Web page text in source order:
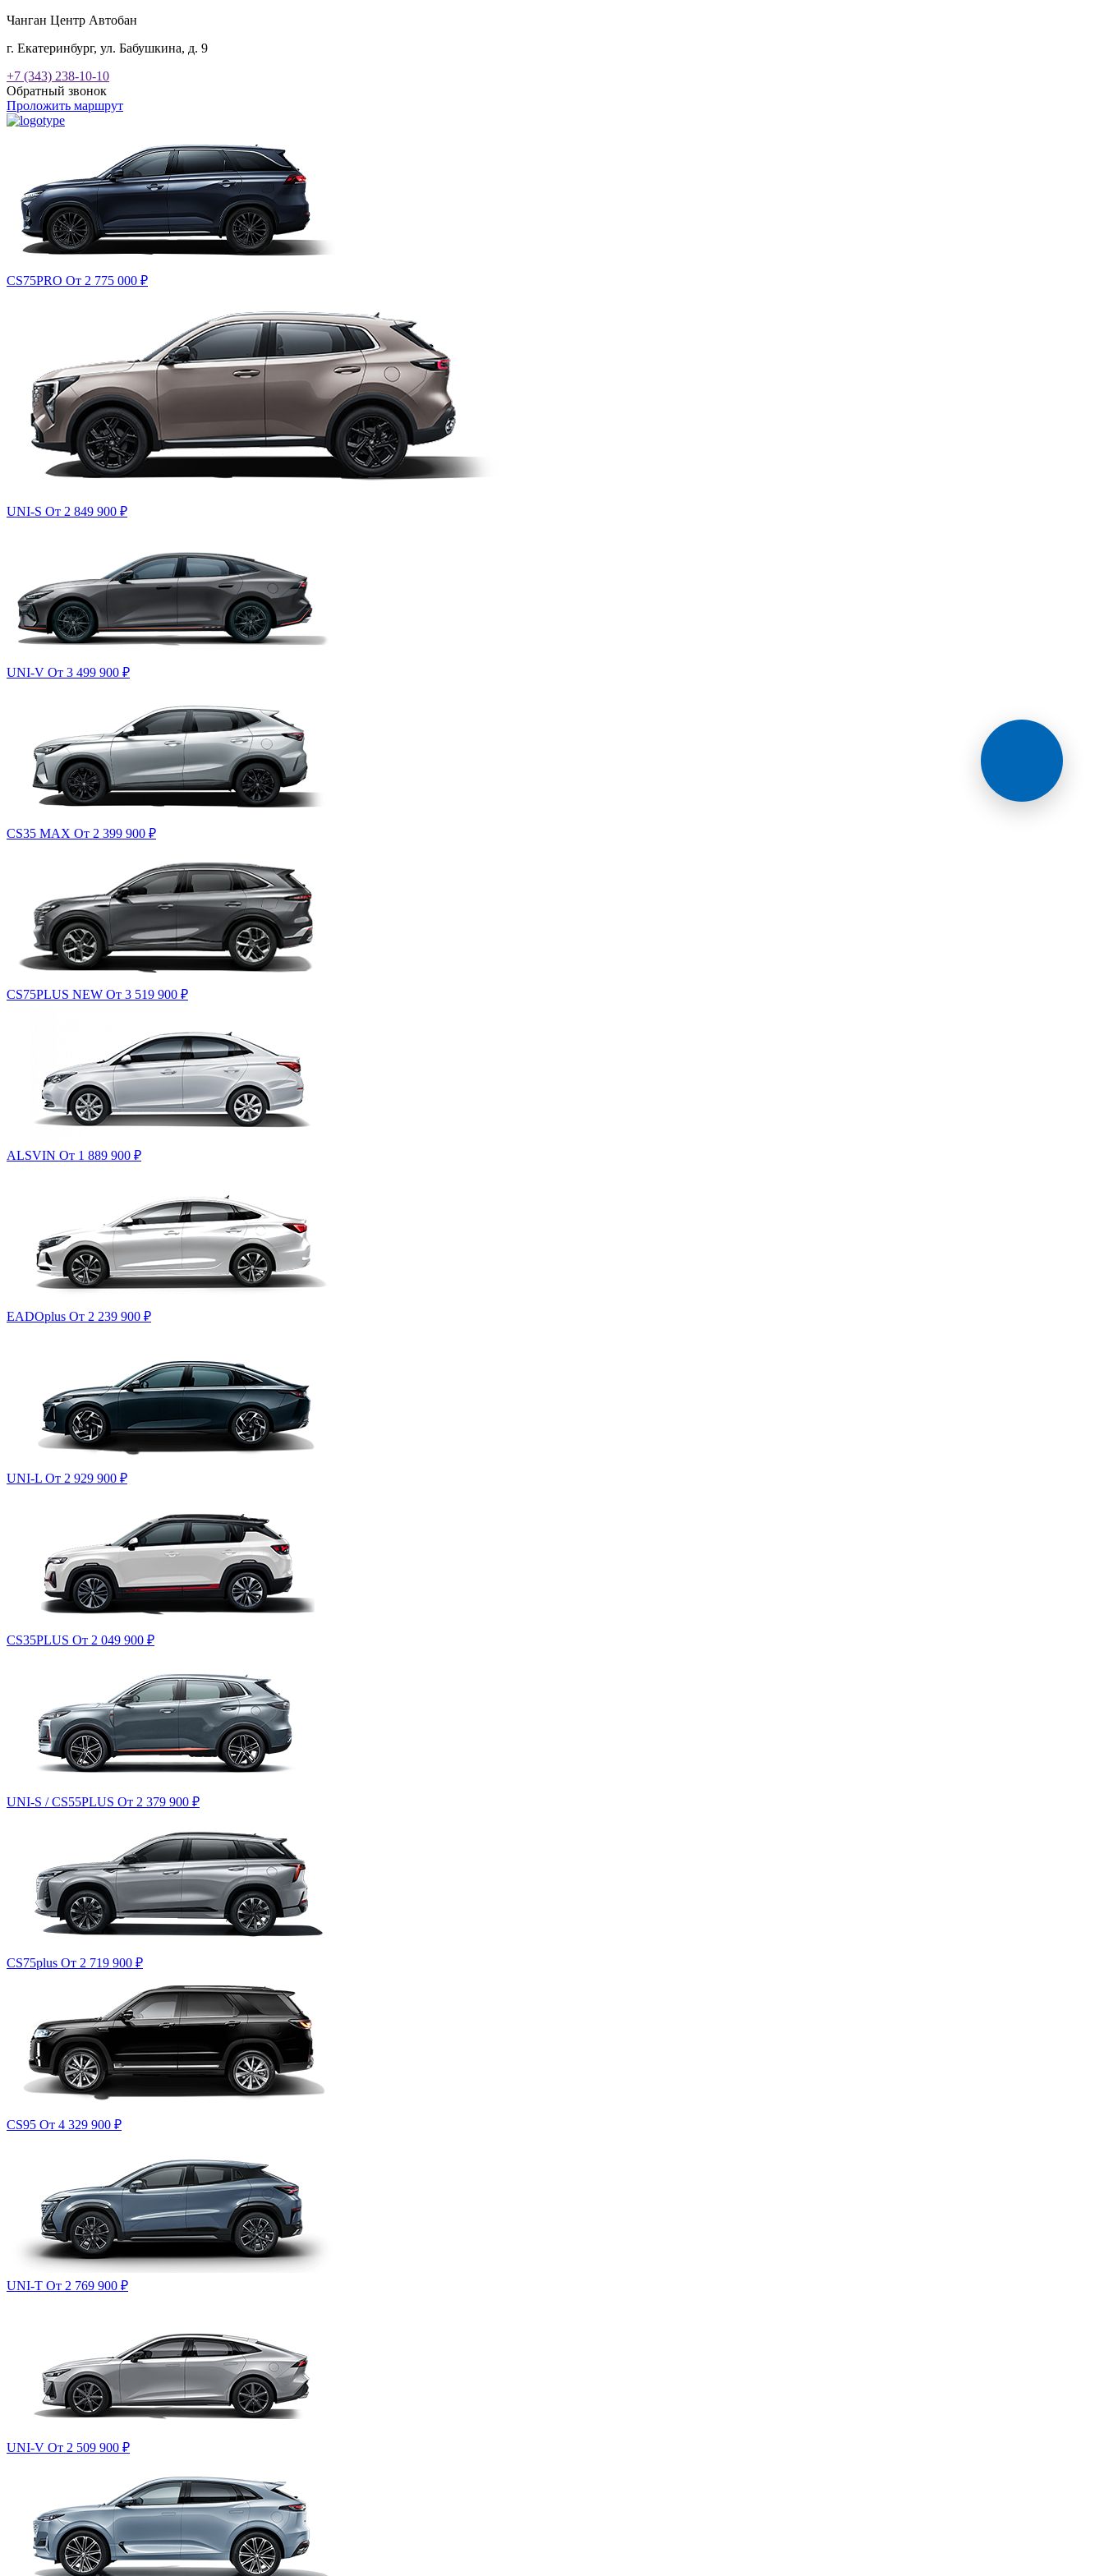
Чанган Центр Автобан
г. Екатеринбург, ул. Бабушкина, д. 9
+7 (343) 238-10-10
Обратный звонок
Проложить маршрут
CS75PRO От 2 775 000 ₽
UNI-S От 2 849 900 ₽
UNI-V От 3 499 900 ₽
CS35 MAX От 2 399 900 ₽
CS75PLUS NEW От 3 519 900 ₽
ALSVIN От 1 889 900 ₽
EADOplus От 2 239 900 ₽
UNI-L От 2 929 900 ₽
CS35PLUS От 2 049 900 ₽
UNI-S / CS55PLUS От 2 379 900 ₽
CS75plus От 2 719 900 ₽
CS95 От 4 329 900 ₽
UNI-T От 2 769 900 ₽
UNI-V От 2 509 900 ₽
автомобиля